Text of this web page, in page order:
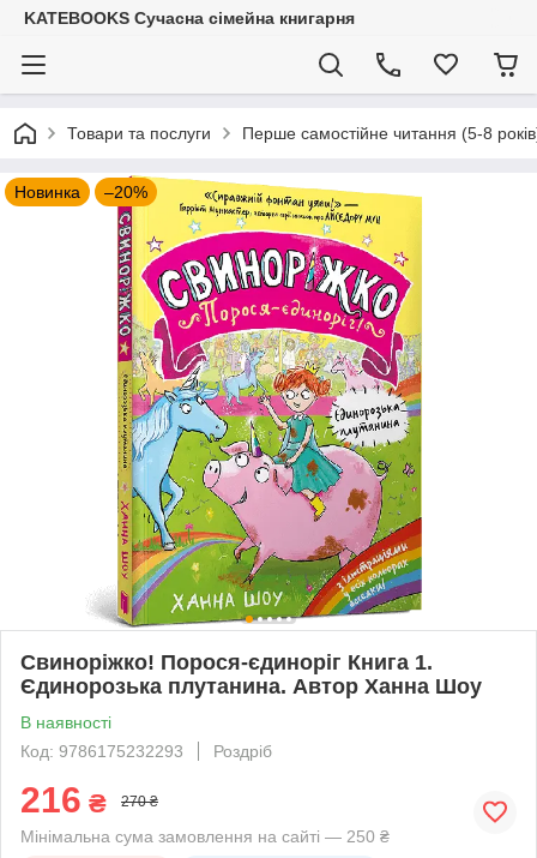
KATEBOOKS Сучасна сімейна книгарня
Товари та послуги Перше самостійне читання (5-8
Новинка –20%
Свиноріжко! Порося-єдиноріг Книга 1.
Єдинорозька плутанина. Автор Ханна Шоу
В наявності
Код: 9786175232293
Роздріб
216 ₴ 270 ₴
Мінімальна сума замовлення на сайті — 250 ₴